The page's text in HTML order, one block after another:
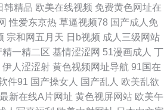
视频 国产男女啪啪视频 色偷偷影院 91V视
操 欧美sm网站 91网页版极品 国产自牌偷牌
伪娘自慰 韩国OK影院麻豆 色色瑟瑟瑟 91福利
码 在线91 都市激情伊人 日本免费A∨ 亚洲一
韩精品 欧美在线视频 免费黄色网址在
性爱东京热 草逼视频78 国产成人免
宗和网五月天 日b视频 成人三级网站
精一精二区 基情涩涩网 51漫画成人 丁
伊人涩涩射 黄色视频网址导航 91国在
件91 国产操女人 国产乱人 欧美乱欲
最新在线A片网址 黄色视屏网站 欧美午